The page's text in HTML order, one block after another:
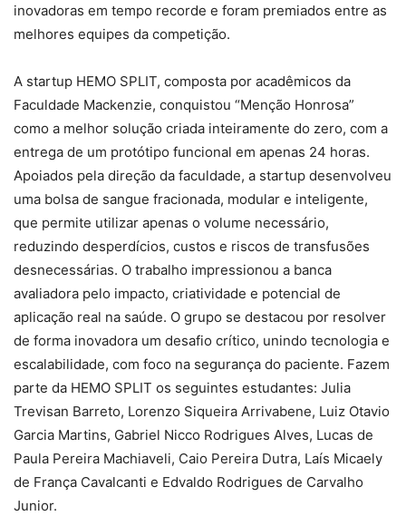
inovadoras em tempo recorde e foram premiados entre as
melhores equipes da competição.
A startup HEMO SPLIT, composta por acadêmicos da
Faculdade Mackenzie, conquistou “Menção Honrosa”
como a melhor solução criada inteiramente do zero, com a
entrega de um protótipo funcional em apenas 24 horas.
Apoiados pela direção da faculdade, a startup desenvolveu
uma bolsa de sangue fracionada, modular e inteligente,
que permite utilizar apenas o volume necessário,
reduzindo desperdícios, custos e riscos de transfusões
desnecessárias. O trabalho impressionou a banca
avaliadora pelo impacto, criatividade e potencial de
aplicação real na saúde. O grupo se destacou por resolver
de forma inovadora um desafio crítico, unindo tecnologia e
escalabilidade, com foco na segurança do paciente. Fazem
parte da HEMO SPLIT os seguintes estudantes: Julia
Trevisan Barreto, Lorenzo Siqueira Arrivabene, Luiz Otavio
Garcia Martins, Gabriel Nicco Rodrigues Alves, Lucas de
Paula Pereira Machiaveli, Caio Pereira Dutra, Laís Micaely
de França Cavalcanti e Edvaldo Rodrigues de Carvalho
Junior.